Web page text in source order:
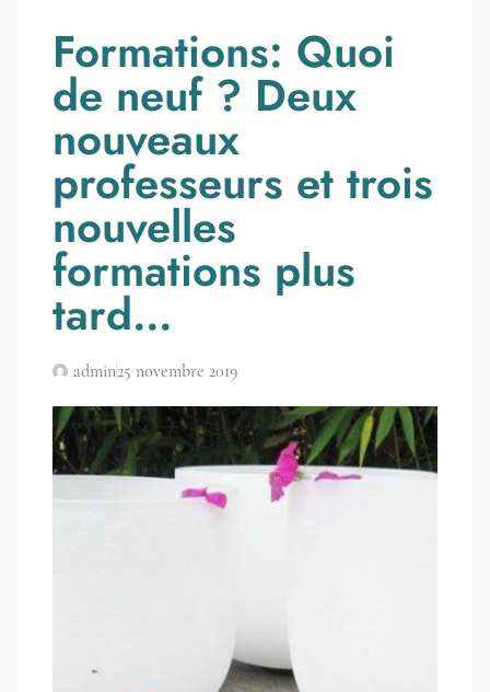
Formations: Quoi
de neuf ? Deux
nouveaux
professeurs et trois
nouvelles
formations plus
tard…
admin25 novembre 2019